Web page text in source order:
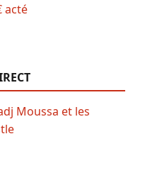
acté
Moussa et les